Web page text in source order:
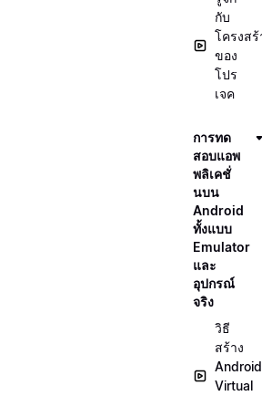
กับ
โครงสร้
ของ
โปร
เจค
การทด
สอบแอพ
พลิเคชั่
นบน
Android
ทั้งแบบ
Emulator
และ
อุปกรณ์
จริง
วิธี
สร้าง
Android
Virtual